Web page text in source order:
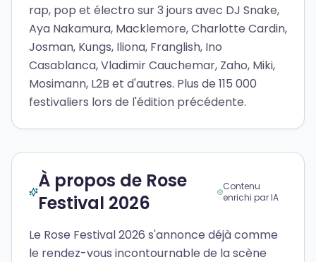
rap, pop et électro sur 3 jours avec DJ Snake,
Aya Nakamura, Macklemore, Charlotte Cardin,
Josman, Kungs, Iliona, Franglish, Ino
Casablanca, Vladimir Cauchemar, Zaho, Miki,
Mosimann, L2B et d'autres. Plus de 115 000
festivaliers lors de l'édition précédente.
À propos de Rose
Festival 2026
Contenu
enrichi par IA
Le Rose Festival 2026 s'annonce déjà comme
le rendez-vous incontournable de la scène